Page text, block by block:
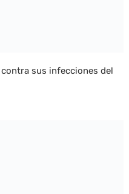
sus infecciones del